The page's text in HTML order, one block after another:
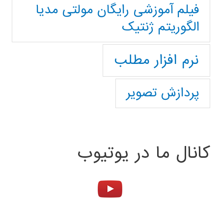
فیلم آموزشی رایگان مولتی مدیا
الگوریتم ژنتیک
نرم افزار مطلب
پردازش تصویر
کانال ما در یوتیوب